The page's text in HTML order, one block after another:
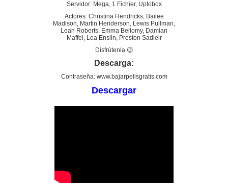
Servidor: Mega, 1 Fichier, Uptobox
Actores: Christina Hendricks, Bailee
Madison, Martin Henderson, Lewis Pullman,
Leah Roberts, Emma Bellomy, Damian
Maffei, Lea Enslin, Preston Sadleir
Disfrútenla 😉
Descarga:
Contraseña: www.bajarpelisgratis.com
Descargar